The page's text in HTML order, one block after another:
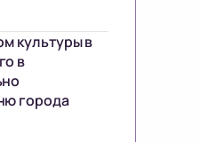
культуры в
в
города